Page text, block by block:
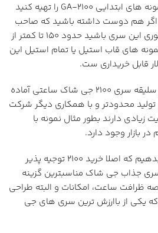
با حدود 100 دلار میتوانید نمونه های ابتدایی GA-2100 را تهیه کنید
هم دوست داشته باشید که صاحب
نمونه های بلوتوثی یا شارژ نوری این سری باشید حدود 150 تا کمتر از
نمونه های قاب استیل یا تمام استیل این
با این حساب با هر بودجه و سلیقه سری 2100 جی شاک ساعتی آماده
محدودتر و با همکاری دیگر شرکت
زیادی دارند بطور مثال نمونه با
بازار وجود دارد.
حالا باید پاسخ این سوال را بدهیم که اصلا خرید 2100 توجیه پذیر
جذاب جی شاک مناسبترین گزینه
ظرافت ساعت، امکانات و البته طراحی
یکی از باارزش ترین سری های جی